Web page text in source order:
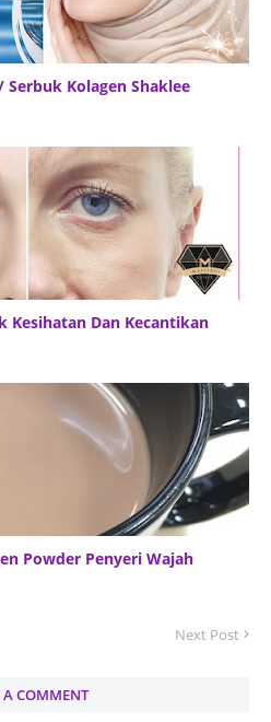
Serbuk Kolagen Shaklee
Kesihatan Dan Kecantikan
Powder Penyeri Wajah
Next Post
A COMMENT